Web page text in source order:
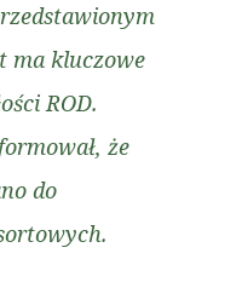
ma kluczowe
ROD.
że
do